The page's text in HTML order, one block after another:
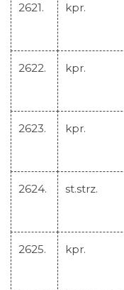
2621. kpr.
2622. kpr.
2623. kpr.
2624. st.strz.
2625. kpr.